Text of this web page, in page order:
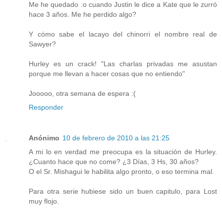
Me he quedado :o cuando Justin le dice a Kate que le zurró
hace 3 años. Me he perdido algo?
Y cómo sabe el lacayo del chinorri el nombre real de
Sawyer?
Hurley es un crack! "Las charlas privadas me asustan
porque me llevan a hacer cosas que no entiendo"
Jooooo, otra semana de espera :(
Responder
Anónimo 10 de febrero de 2010 a las 21:25
A mi lo en verdad me preocupa es la situación de Hurley.
¿Cuanto hace que no come? ¿3 Días, 3 Hs, 30 años?
O el Sr. Mishagui le habilita algo pronto, o eso termina mal.
Para otra serie hubiese sido un buen capitulo, para Lost
muy flojo.